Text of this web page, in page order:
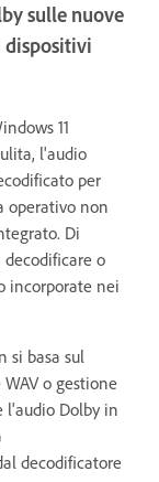
sulle nuove
11
l'audio
per
operativo non
Di
o
incorporate nei
si basa sul
o gestione
l'audio Dolby in
decodificatore